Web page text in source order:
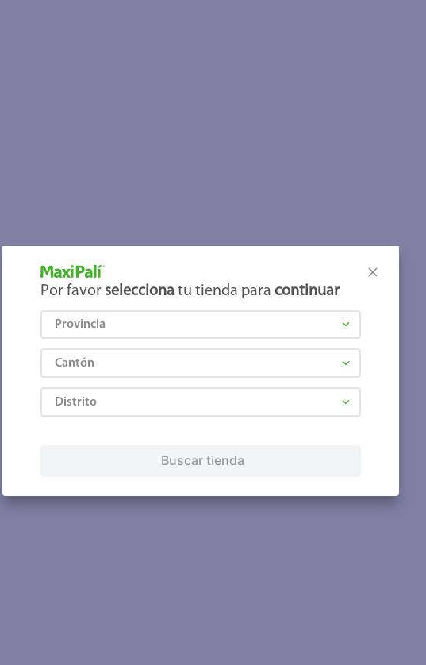
Por favor selecciona tu tienda para continuar
Provincia
Cantón
Distrito
Buscar tienda